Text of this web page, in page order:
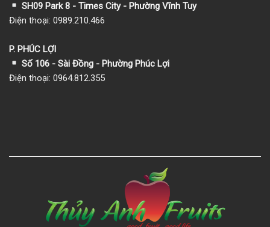
SH09 Park 8 - Times City - Phường Vĩnh Tuy
Điện thoại: 0989.210.466
P. PHÚC LỢI
Số 106 - Sài Đồng - Phường Phúc Lợi
Điện thoại: 0964.812.355